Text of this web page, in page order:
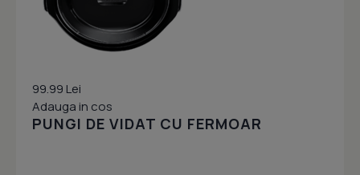
99.99 Lei
Adauga in cos
PUNGI DE VIDAT CU FERMOAR